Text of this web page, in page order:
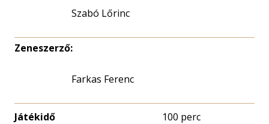
Szabó Lőrinc
Zeneszerző:
Farkas Ferenc
Játékidő 100 perc